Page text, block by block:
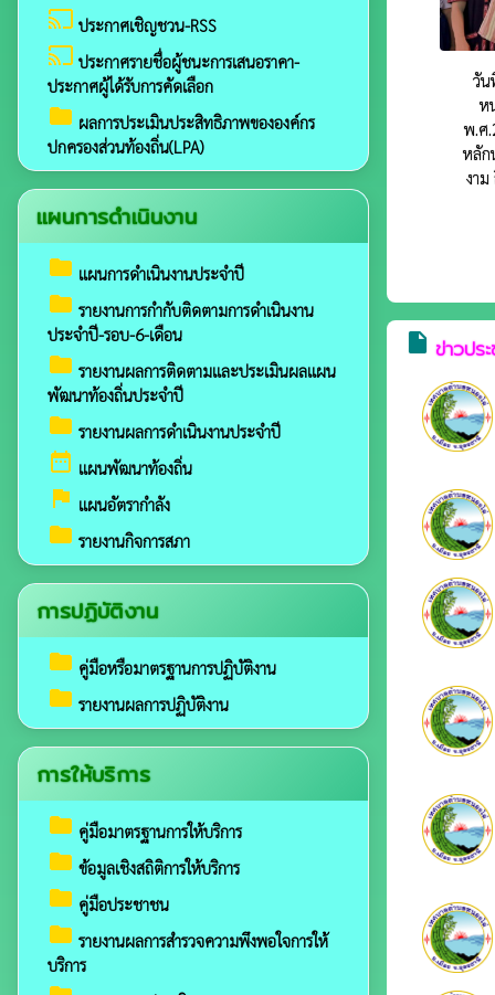
cast ประกาศเชิญชวน-RSS
cast ประกาศรายชื่อผู้ชนะการเสนอราคา-
ประกาศผู้ได้รับการคัดเลือก
folder ผลการประเมินประสิทธิภาพขององค์กร
ปกครองส่วนท้องถิ่น(LPA)
แผนการดำเนินงาน
folder แผนการดำเนินงานประจำปี
folder รายงานการกำกับติดตามการดำเนินงาน
ประจำปี-รอบ-6-เดือน
folder รายงานผลการติดตามและประเมินผลแผน
พัฒนาท้องถิ่นประจำปี
folder รายงานผลการดำเนินงานประจำปี
date_range แผนพัฒนาท้องถิ่น
assistant_photo แผนอัตรากำลัง
folder รายงานกิจการสภา
การปฏิบัติงาน
folder คู่มือหรือมาตรฐานการปฏิบัติงาน
folder รายงานผลการปฏิบัติงาน
การให้บริการ
folder คู่มือมาตรฐานการให้บริการ
folder ข้อมูลเชิงสถิติการให้บริการ
folder คู่มือประชาชน
folder รายงานผลการสำรวจความพึงพอใจการให้
บริการ
วัน
ห
พ.ศ
หลัก
งา
insert_drive_file ข่าวปร